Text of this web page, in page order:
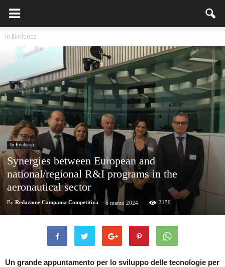
In Evidenza
In Evidenza
Synergies between European and
national/regional R&I programs in the
aeronautical sector
By Redazione Campania Competitiva - 5 marzo 2024 3179
Un grande appuntamento per lo sviluppo delle tecnologie per